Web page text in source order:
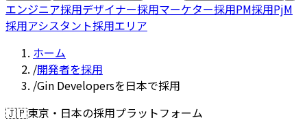
エンジニア採用デザイナー採用マーケター採用PM採用PjM
採用アシスタント採用エリア
ホーム
/開発者を採用
/Gin Developersを日本で採用
🇯🇵東京・日本の採用プラットフォーム